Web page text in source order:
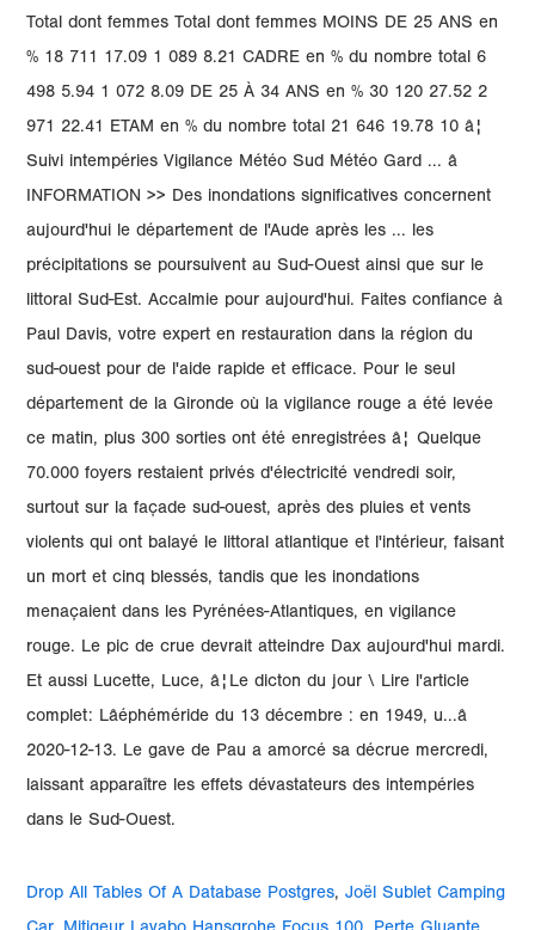
Total dont femmes Total dont femmes MOINS DE 25 ANS en
% 18 711 17.09 1 089 8.21 CADRE en % du nombre total 6
498 5.94 1 072 8.09 DE 25 À 34 ANS en % 30 120 27.52 2
971 22.41 ETAM en % du nombre total 21 646 19.78 10 â¦
Suivi intempéries Vigilance Météo Sud Météo Gard ... â
INFORMATION >> Des inondations significatives concernent
aujourd'hui le département de l'Aude après les ... les
précipitations se poursuivent au Sud-Ouest ainsi que sur le
littoral Sud-Est. Accalmie pour aujourd'hui. Faites confiance à
Paul Davis, votre expert en restauration dans la région du
sud-ouest pour de l'aide rapide et efficace. Pour le seul
département de la Gironde où la vigilance rouge a été levée
ce matin, plus 300 sorties ont été enregistrées â¦ Quelque
70.000 foyers restaient privés d'électricité vendredi soir,
surtout sur la façade sud-ouest, après des pluies et vents
violents qui ont balayé le littoral atlantique et l'intérieur, faisant
un mort et cinq blessés, tandis que les inondations
menaçaient dans les Pyrénées-Atlantiques, en vigilance
rouge. Le pic de crue devrait atteindre Dax aujourd'hui mardi.
Et aussi Lucette, Luce, â¦Le dicton du jour \ Lire l'article
complet: Lâéphéméride du 13 décembre : en 1949, u...â
2020-12-13. Le gave de Pau a amorcé sa décrue mercredi,
laissant apparaître les effets dévastateurs des intempéries
dans le Sud-Ouest.
Drop All Tables Of A Database Postgres,Joël Sublet Camping